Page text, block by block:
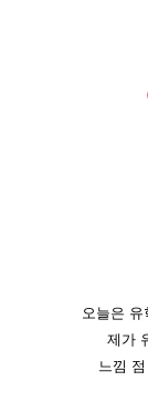
오늘은
제가
느낌